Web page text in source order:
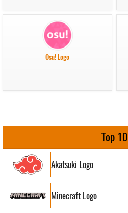
Osu! Logo
Top 10
Akatsuki Logo
Minecraft Logo